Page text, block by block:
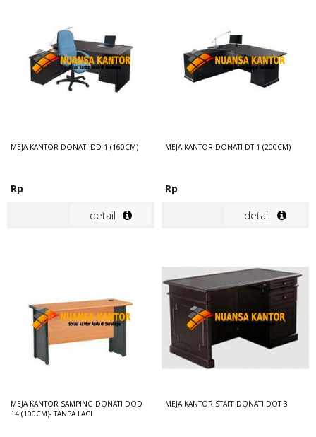
MEJA KANTOR DONATI DD-1 (160CM)
Rp
detail
MEJA KANTOR DONATI DT-1 (200CM)
Rp
detail
MEJA KANTOR SAMPING DONATI DOD
14 (100CM)- TANPA LACI
MEJA KANTOR STAFF DONATI DOT 3